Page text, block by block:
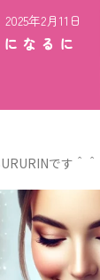
2025年2月11日
なるに
です＾＾